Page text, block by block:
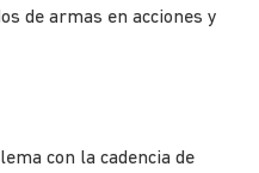
de armas en acciones y
con la cadencia de